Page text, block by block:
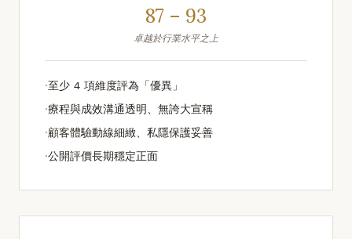
87 – 93
卓越於行業水平之上
·至少 4 項維度評為「優異」
·療程與成效溝通透明、無誇大宣稱
·顧客體驗動線細緻、私隱保護妥善
·公開評價長期穩定正面